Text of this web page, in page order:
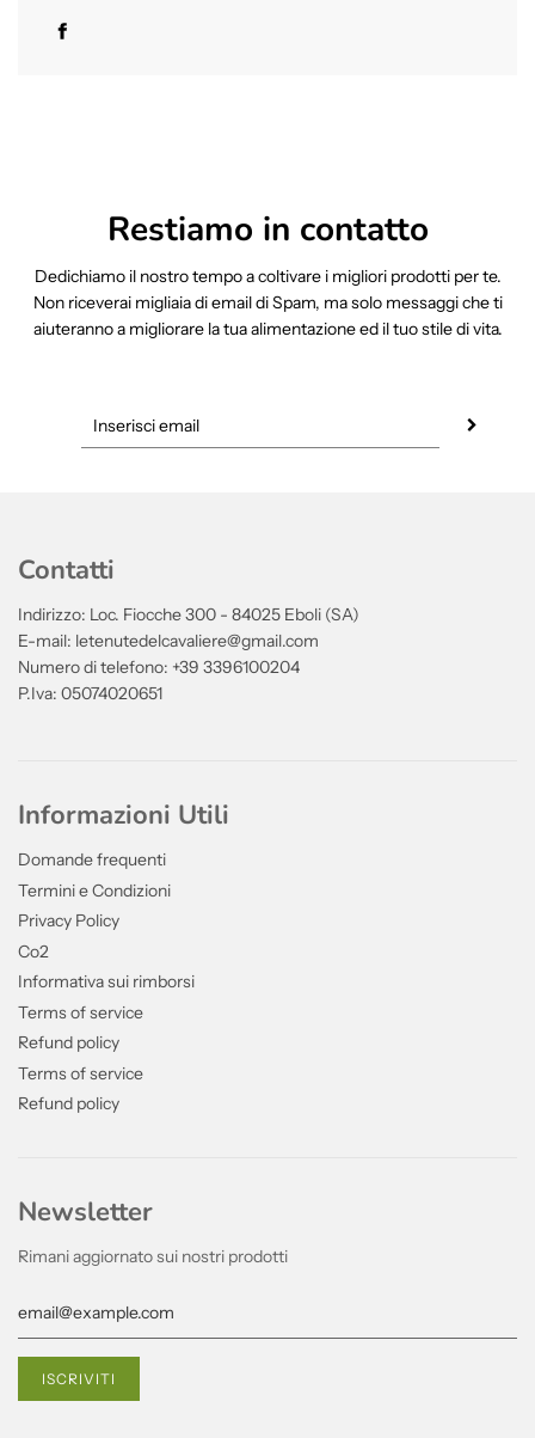
Restiamo in contatto
Dedichiamo il nostro tempo a coltivare i migliori prodotti per te.
Non riceverai migliaia di email di Spam, ma solo messaggi che ti
aiuteranno a migliorare la tua alimentazione ed il tuo stile di vita.
Contatti
Indirizzo: Loc. Fiocche 300 - 84025 Eboli (SA)
E-mail: letenutedelcavaliere@gmail.com
Numero di telefono: +39 3396100204
P.Iva: 05074020651
Informazioni Utili
Domande frequenti
Termini e Condizioni
Privacy Policy
Co2
Informativa sui rimborsi
Terms of service
Refund policy
Terms of service
Refund policy
Newsletter
Rimani aggiornato sui nostri prodotti